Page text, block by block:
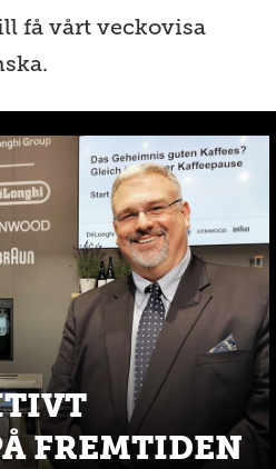
få vårt veckovisa
FREMTIDEN